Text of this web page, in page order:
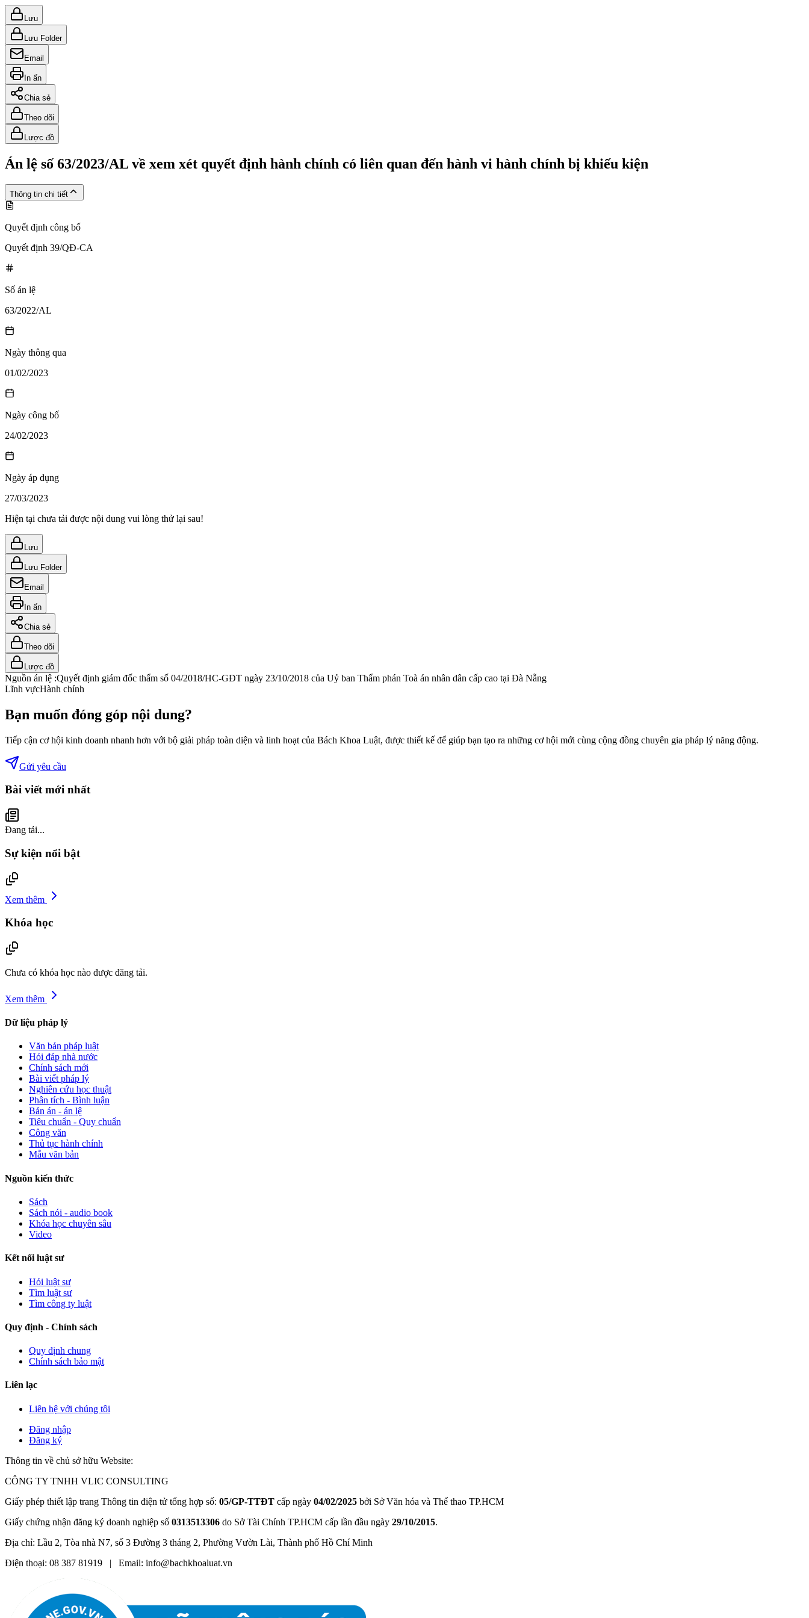
Lưu
Lưu Folder
Email
In ấn
Chia sẻ
Theo dõi
Lược đồ
Án lệ số 63/2023/AL về xem xét quyết định hành chính có liên quan đến hành vi hành chính bị khiếu kiện
Thông tin chi tiết
Quyết định công bố
Quyết định 39/QĐ-CA
Số án lệ
63/2022/AL
Ngày thông qua
01/02/2023
Ngày công bố
24/02/2023
Ngày áp dụng
27/03/2023
Hiện tại chưa tải được nội dung vui lòng thử lại sau!
Lưu
Lưu Folder
Email
In ấn
Chia sẻ
Theo dõi
Lược đồ
Nguồn án lệ :Quyết định giám đốc thẩm số 04/2018/HC-GĐT ngày 23/10/2018 của Uỷ ban Thẩm phán Toà án nhân dân cấp cao tại Đà Nẵng
Lĩnh vựcHành chính
Bạn muốn đóng góp nội dung?
Tiếp cận cơ hội kinh doanh nhanh hơn với bộ giải pháp toàn diện và linh hoạt của Bách Khoa Luật, được thiết kế để giúp bạn tạo ra những cơ hội mới cùng cộng đồng chuyên gia pháp lý năng động.
Gửi yêu cầu
Bài viết mới nhất
Đang tải...
Sự kiện nổi bật
Xem thêm
Khóa học
Chưa có khóa học nào được đăng tải.
Xem thêm
Dữ liệu pháp lý
Văn bản pháp luật
Hỏi đáp nhà nước
Chính sách mới
Bài viết pháp lý
Nghiên cứu học thuật
Phân tích - Bình luận
Bản án - án lệ
Tiêu chuẩn - Quy chuẩn
Công văn
Thủ tục hành chính
Mẫu văn bản
Nguồn kiến thức
Sách
Sách nói - audio book
Khóa học chuyên sâu
Video
Kết nối luật sư
Hỏi luật sư
Tìm luật sư
Tìm công ty luật
Quy định - Chính sách
Quy định chung
Chính sách bảo mật
Liên lạc
Liên hệ với chúng tôi
Đăng nhập
Đăng ký
Thông tin về chủ sở hữu Website:
CÔNG TY TNHH VLIC CONSULTING
Giấy phép thiết lập trang Thông tin điện tử tổng hợp số: 05/GP-TTĐT cấp ngày 04/02/2025 bởi Sở Văn hóa và Thể thao TP.HCM
Giấy chứng nhận đăng ký doanh nghiệp số 0313513306 do Sở Tài Chính TP.HCM cấp lần đầu ngày 29/10/2015.
Địa chỉ: Lầu 2, Tòa nhà N7, số 3 Đường 3 tháng 2, Phường Vườn Lài, Thành phố Hồ Chí Minh
Điện thoại: 08 387 81919 | Email: info@bachkhoaluat.vn